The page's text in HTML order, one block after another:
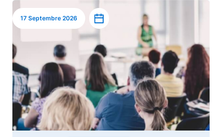
Image
17 Septembre 2026 Ajouter à l’agenda